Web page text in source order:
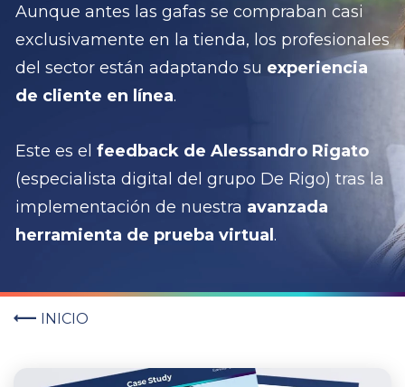
Aunque antes las gafas se compraban casi
exclusivamente en la tienda, los profesionales
del sector están adaptando su experiencia
de cliente en línea.
Este es el feedback de Alessandro Rigato
(especialista digital del grupo De Rigo) tras la
implementación de nuestra avanzada
herramienta de prueba virtual.
INICIO